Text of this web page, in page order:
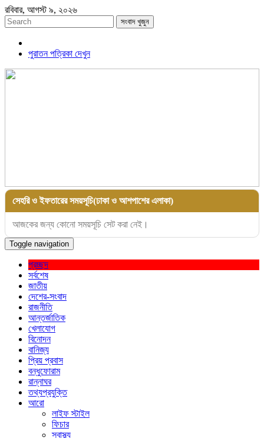
রবিবার, আগস্ট ৯, ২০২৬
সংবাদ খুজুন
পুরাতন পত্রিকা দেখুন
সেহরি ও ইফতারের সময়সূচি(ঢাকা ও আশপাশের এলাকা)
আজকের জন্য কোনো সময়সূচি সেট করা নেই।
Toggle navigation
প্রচ্ছদ
সর্বশেষ
জাতীয়
দেশের-সংবাদ
রাজনীতি
আন্তর্জাতিক
খেলাযোগ
বিনোদন
বানিজ্য
প্রিয় প্রবাস
বন্ধুফোরাম
রান্নাঘর
তথ্যপ্রযুক্তি
আরো
লাইফ স্টাইল
ফিচার
স্বাস্থ্য